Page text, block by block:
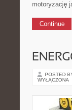
motoryzację
Continue
POSTED
WYŁĄCZONA